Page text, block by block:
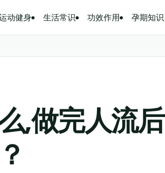
动健身 生活常识 功效作用 孕期知识
,做完人流后